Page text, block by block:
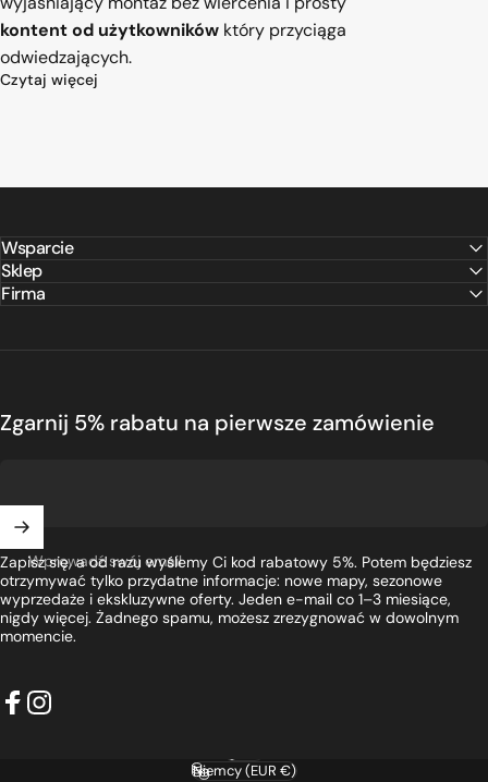
kontent od użytkowników który przyciąga
odwiedzających.
Czytaj więcej
Wsparcie
Sklep
Firma
Zgarnij 5% rabatu na pierwsze zamówienie
Wprowadź swój email
Zapisz się, a od razu wyślemy Ci kod rabatowy 5%. Potem będziesz
otrzymywać tylko przydatne informacje: nowe mapy, sezonowe
wyprzedaże i ekskluzywne oferty. Jeden e-mail co 1–3 miesiące,
nigdy więcej. Żadnego spamu, możesz zrezygnować w dowolnym
momencie.
Język
Niemcy (EUR €)